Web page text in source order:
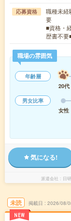
応募資格
職種未経
要
■資格・
歴書不
職場の雰囲気
年齢層
20代
男女比率
女性
気になる!
派遣会社 日
未読
NEW
掲載日 2026/08/